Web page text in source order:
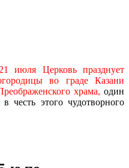
21 июля Церковь празднует
во граде Казани
храма, один
честь этого чудотворного